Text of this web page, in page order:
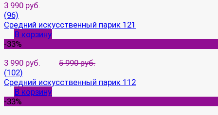
3 990 руб.
(96)
Средний искусственный парик 121
В корзину
-33%
3 990 руб.
5 990 руб.
(102)
Средний искусственный парик 112
В корзину
-33%